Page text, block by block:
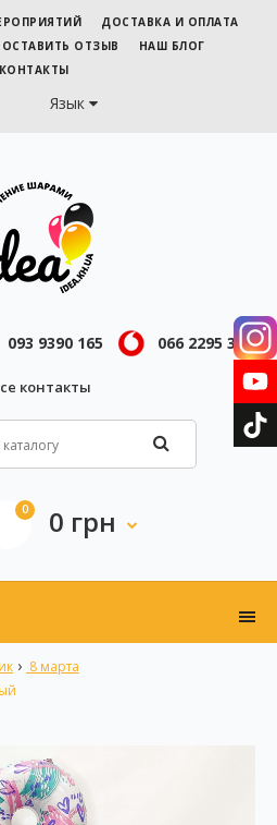
ДОСТАВКА И ОПЛАТА
ОСТАВИТЬ ОТЗЫВ
НАШ БЛОГ
КОНТАКТЫ
Язык
093 9390 165 066 2295 343
контакты
0 0 грн
8 марта